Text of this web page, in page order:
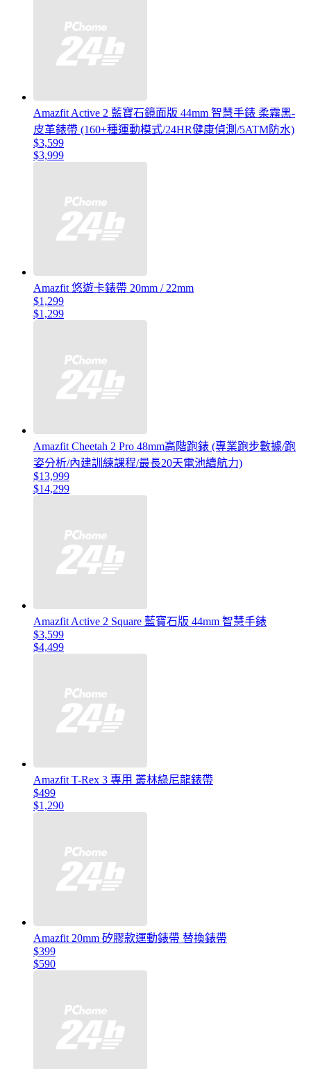
Amazfit Active 2 藍寶石鏡面版 44mm 智慧手錶 柔霧黑-
皮革錶帶 (160+種運動模式/24HR健康偵測/5ATM防水)
$3,599
$3,999
Amazfit 悠遊卡錶帶 20mm / 22mm
$1,299
$1,299
Amazfit Cheetah 2 Pro 48mm高階跑錶 (專業跑步數據/跑
姿分析/內建訓練課程/最長20天電池續航力)
$13,999
$14,299
Amazfit Active 2 Square 藍寶石版 44mm 智慧手錶
$3,599
$4,499
Amazfit T-Rex 3 專用 叢林綠尼龍錶帶
$499
$1,290
Amazfit 20mm 矽膠款運動錶帶 替換錶帶
$399
$590